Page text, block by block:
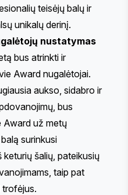
teisėjų balų ir
unikalų derinį.
nustatymas
bus atrinkti ir
Award nugalėtojai.
aukso, sidabro ir
bus
Award už metų
surinkusi
šalių, pateikusių
taip pat
trofėjus.